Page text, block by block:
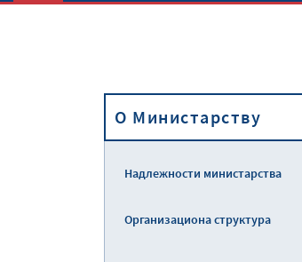
O Министарству
Надлежности министарства
Организациона структура